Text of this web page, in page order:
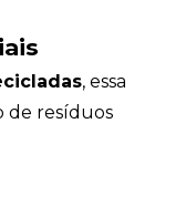
, essa
de resíduos